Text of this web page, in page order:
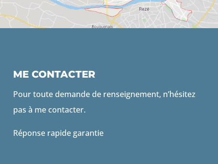
ME CONTACTER
Pour toute demande de renseignement, n’hésitez
pas à me contacter.
Réponse rapide garantie